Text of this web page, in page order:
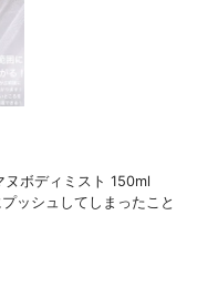
ヌボディミスト 150ml
ッシュしてしまったこと